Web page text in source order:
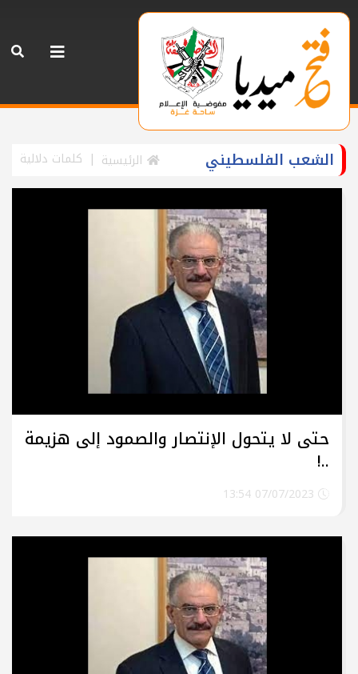
الشعب الفلسطيني الرئيسية كلمات دلالية
حتى لا يتحول الإنتصار والصمود إلى هزيمة
..!